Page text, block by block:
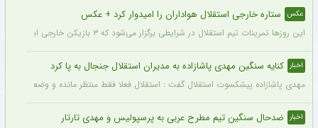
عکس ستاره خارجی استقلال هواداران را امیدوار کرد + عکس
این روزها تمرینات تیم استقلال در شرایطی برگزار می‌شود که ۳ بازیکن خارجی این تیم با قدرت در کنار دیگر بازیکنان داخلی استقلال مشغول تمرین کردن هستند.
اخبار کنایه سنگین مهدی پاشازاده به مدیران استقلال جنجال به پا کرد
مهدی پاشازاده پیشکسوت استقلال گفت : استقلال فعلا فقط منتظر مانده و وضعیت
اخبار ضدحال سنگین تیم مطرح عربی به پرسپولیس و مهدی تارتار